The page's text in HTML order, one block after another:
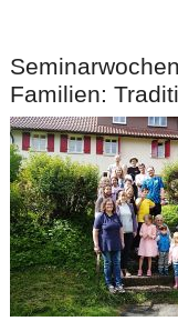
Familien: